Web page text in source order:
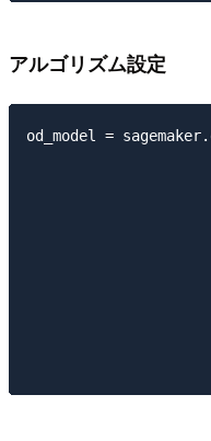
アルゴリズム設定
od_model =